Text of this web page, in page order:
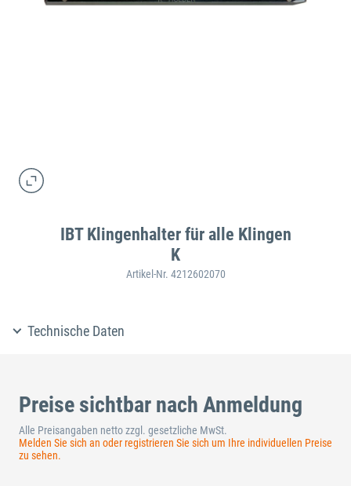
IBT Klingenhalter für alle Klingen
K
Artikel-Nr. 4212602070
Technische Daten
Preise sichtbar nach Anmeldung
Alle Preisangaben netto zzgl. gesetzliche MwSt.
Melden Sie sich an oder registrieren Sie sich um Ihre individuellen Preise
zu sehen.